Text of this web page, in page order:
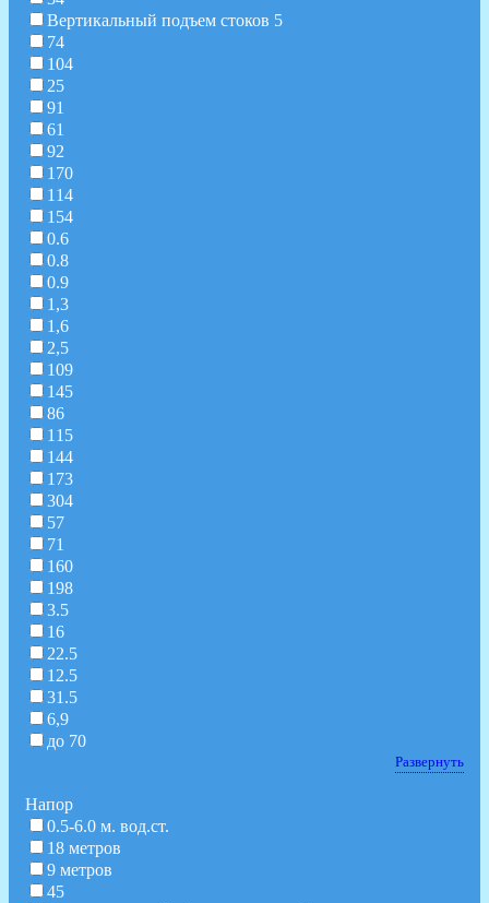
Вертикальный подъем стоков 5
74
104
25
91
61
92
170
114
154
0.6
0.8
0.9
1,3
1,6
2,5
109
145
86
115
144
173
304
57
71
160
198
3.5
16
22.5
12.5
31.5
6,9
до 70
Развернуть
Hапор
0.5-6.0 м. вод.ст.
18 метров
9 метров
45